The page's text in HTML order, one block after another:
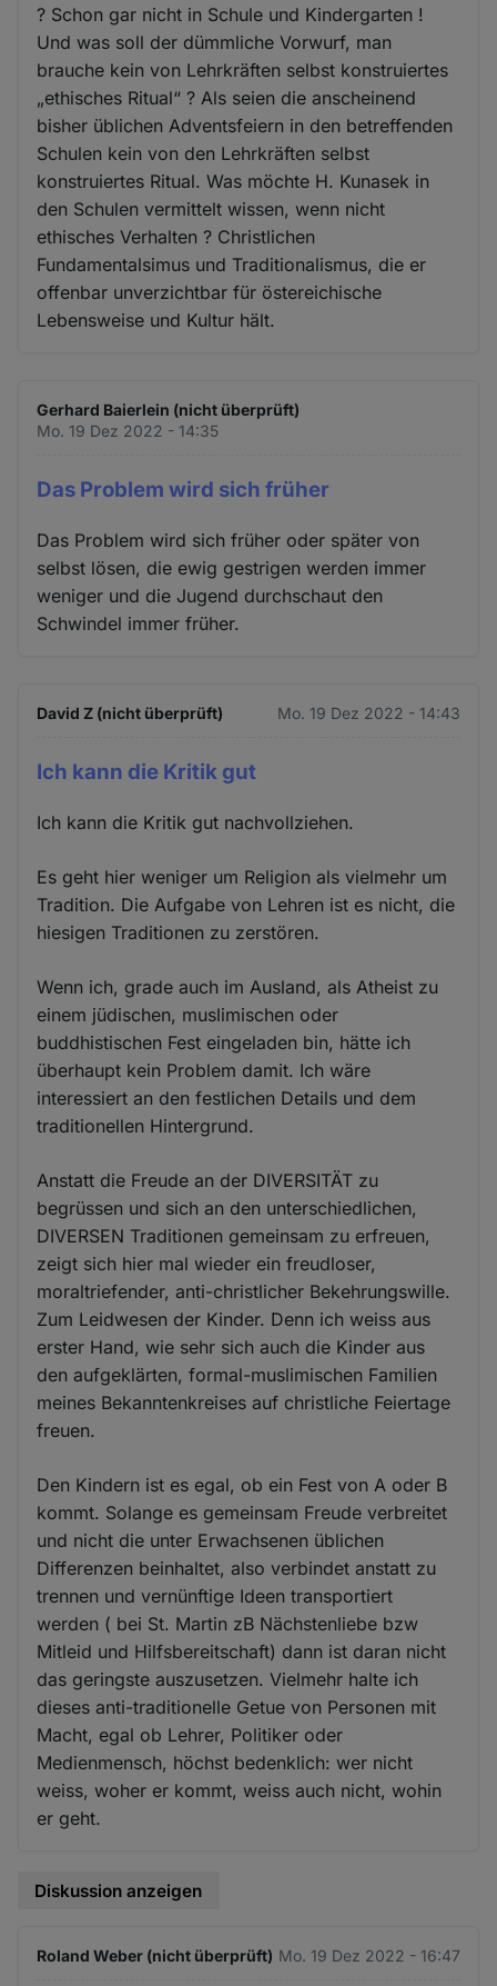
? Schon gar nicht in Schule und Kindergarten !
Und was soll der dümmliche Vorwurf, man
brauche kein von Lehrkräften selbst konstruiertes
„ethisches Ritual“ ? Als seien die anscheinend
bisher üblichen Adventsfeiern in den betreffenden
Schulen kein von den Lehrkräften selbst
konstruiertes Ritual. Was möchte H. Kunasek in
den Schulen vermittelt wissen, wenn nicht
ethisches Verhalten ? Christlichen
Fundamentalsimus und Traditionalismus, die er
offenbar unverzichtbar für östereichische
Lebensweise und Kultur hält.
Gerhard Baierlein (nicht überprüft)
Mo. 19 Dez 2022 - 14:35
Das Problem wird sich früher
Das Problem wird sich früher oder später von
selbst lösen, die ewig gestrigen werden immer
weniger und die Jugend durchschaut den
Schwindel immer früher.
David Z (nicht überprüft) Mo. 19 Dez 2022 - 14:43
Ich kann die Kritik gut
Ich kann die Kritik gut nachvollziehen.
Es geht hier weniger um Religion als vielmehr um
Tradition. Die Aufgabe von Lehren ist es nicht, die
hiesigen Traditionen zu zerstören.
Wenn ich, grade auch im Ausland, als Atheist zu
einem jüdischen, muslimischen oder
buddhistischen Fest eingeladen bin, hätte ich
überhaupt kein Problem damit. Ich wäre
interessiert an den festlichen Details und dem
traditionellen Hintergrund.
Anstatt die Freude an der DIVERSITÄT zu
begrüssen und sich an den unterschiedlichen,
DIVERSEN Traditionen gemeinsam zu erfreuen,
zeigt sich hier mal wieder ein freudloser,
moraltriefender, anti-christlicher Bekehrungswille.
Zum Leidwesen der Kinder. Denn ich weiss aus
erster Hand, wie sehr sich auch die Kinder aus
den aufgeklärten, formal-muslimischen Familien
meines Bekanntenkreises auf christliche Feiertage
freuen.
Den Kindern ist es egal, ob ein Fest von A oder B
kommt. Solange es gemeinsam Freude verbreitet
und nicht die unter Erwachsenen üblichen
Differenzen beinhaltet, also verbindet anstatt zu
trennen und vernünftige Ideen transportiert
werden ( bei St. Martin zB Nächstenliebe bzw
Mitleid und Hilfsbereitschaft) dann ist daran nicht
das geringste auszusetzen. Vielmehr halte ich
dieses anti-traditionelle Getue von Personen mit
Macht, egal ob Lehrer, Politiker oder
Medienmensch, höchst bedenklich: wer nicht
weiss, woher er kommt, weiss auch nicht, wohin
er geht.
Diskussion anzeigen
Roland Weber (nicht überprüft) Mo. 19 Dez 2022 - 16:47